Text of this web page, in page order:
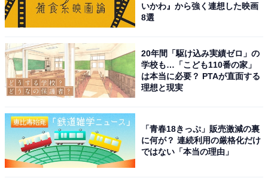
いかわ』から強く連想した映画
8選
20年間「駆け込み実績ゼロ」の
学校も…「こども110番の家」
は本当に必要？ PTAが直面する
理想と現実
「青春18きっぷ」販売激減の裏
に何が？ 連続利用の厳格化だけ
ではない「本当の理由」